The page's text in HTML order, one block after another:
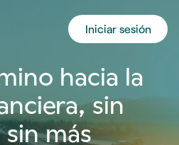
Iniciar sesión
hacia la
sin
más